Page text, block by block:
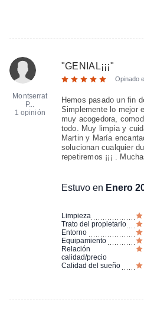
Montserrat
P...
1 opinión
"GENIAL¡¡¡"
Opinado
Hemos pasado un fin
Simplemente lo mejor
muy acogedora,
todo. Muy limpia y
Martin y María
solucionan cualquier
repetiremos ¡¡¡ .
Estuvo en Enero
Limpieza
Trato del propietario
Entorno
Equipamiento
Relación
calidad/precio
Calidad del sueño